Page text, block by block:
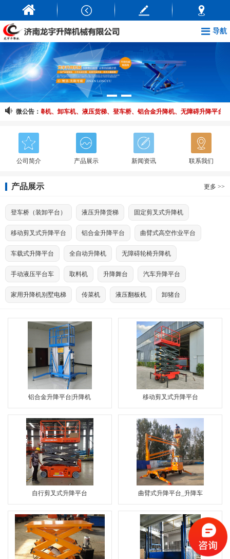
导航
微公告：
降平台、升降机、卸车机、液压货梯、登车桥、铝合金升降机、无障碍升降平
公司简介 产品展示 新闻资讯 联系我们
产品展示 更多 >>
登车桥（装卸平台） 液压升降货梯 固定剪叉式升降机
移动剪叉式升降平台 铝合金升降平台 曲臂式高空作业平台
车载式升降平台 全自动升降机 无障碍轮椅升降机
手动液压平台车 取料机 升降舞台 汽车升降平台
家用升降机别墅电梯 传菜机 液压翻板机 卸猪台
铝合金升降平台|升降机 移动剪叉式升降平台
自行剪叉式升降平台 曲臂式升降平台_升降车